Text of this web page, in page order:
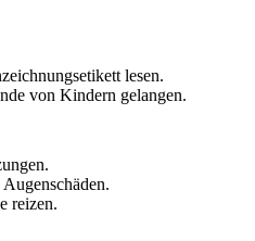
lesen.
von Kindern gelangen.
reizen.